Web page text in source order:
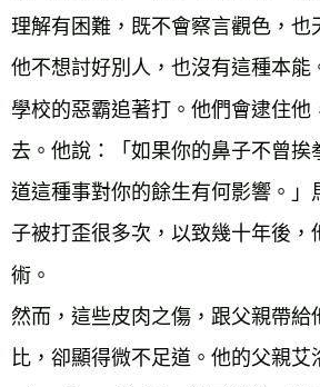
理解有困難，既不會察言觀色，也
他不想討好別人，也沒有這種本能
學校的惡霸追著打。他們會逮住他
去。他說：「如果你的鼻子不曾挨
道這種事對你的餘生有何影響。」
子被打歪很多次，以致幾十年後，
術。
然而，這些皮肉之傷，跟父親帶給
比，卻顯得微不足道。他的父親艾